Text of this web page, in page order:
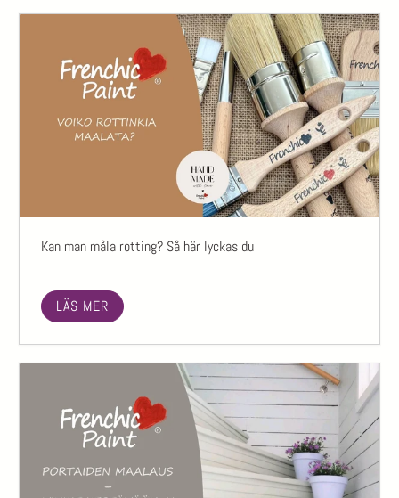
Kan man måla rotting? Så här lyckas du
LÄS MER